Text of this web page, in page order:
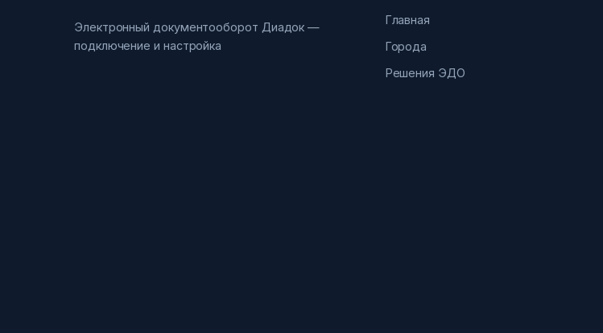
Электронный документооборот Диадок —
подключение и настройка
Главная
Города
Решения ЭДО